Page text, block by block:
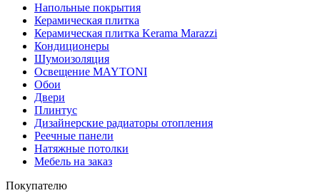
Напольные покрытия
Керамическая плитка
Керамическая плитка Kerama Marazzi
Кондиционеры
Шумоизоляция
Освещение MAYTONI
Обои
Двери
Плинтус
Дизайнерские радиаторы отопления
Реечные панели
Натяжные потолки
Мебель на заказ
Покупателю